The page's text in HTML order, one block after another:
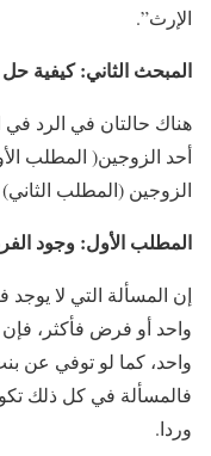
الإرث”.
المبحث الثاني: كيفية
هناك حالتان في الرد في
أحد الزوجين( المطلب
الزوجين (المطلب
المطلب الأول: وجود
إن المسألة التي لا
واحد أو فرض فأكثر،
واحد، كما لو توفي عن
فالمسألة في كل ذلك
وردا.